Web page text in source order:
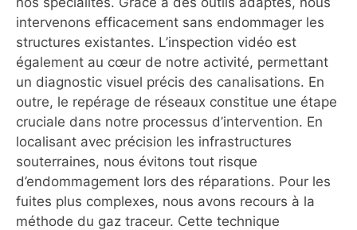
intervenons efficacement sans endommager les
structures existantes. L’inspection vidéo est
également au cœur de notre activité, permettant
un diagnostic visuel précis des canalisations. En
outre, le repérage de réseaux constitue une étape
cruciale dans notre processus d’intervention. En
localisant avec précision les infrastructures
souterraines, nous évitons tout risque
d’endommagement lors des réparations. Pour les
fuites plus complexes, nous avons recours à la
méthode du gaz traceur. Cette technique